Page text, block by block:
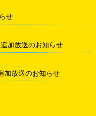
せ
加放送のお知らせ
放送のお知らせ